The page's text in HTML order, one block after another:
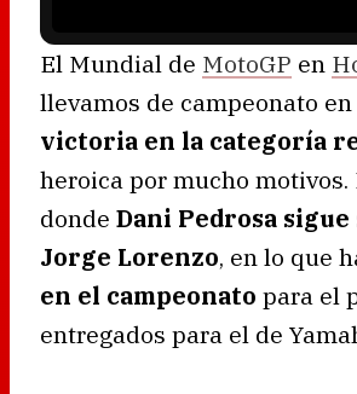
El Mundial de MotoGP en
llevamos de campeonato
victoria en la categoría
heroica por mucho
donde Dani Pedrosa
Jorge Lorenzo, en lo que
en el campeonato para el
entregados para el de